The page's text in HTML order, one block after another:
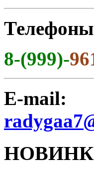
8-(999)-
E-mail: